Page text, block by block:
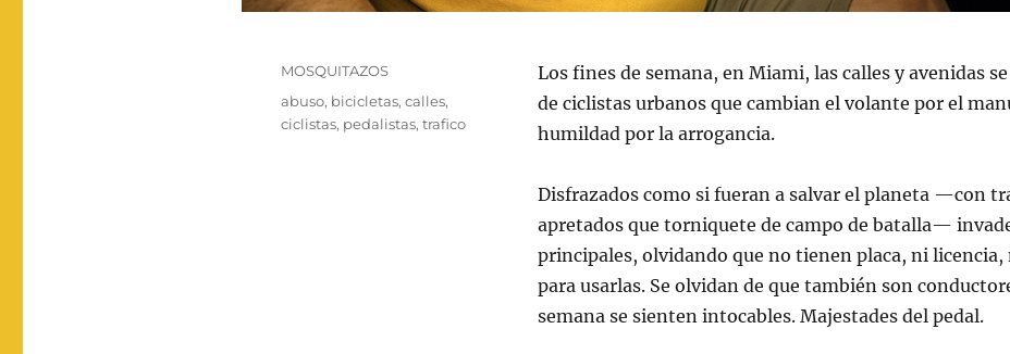
Los fines de semana, en Miami, las calles y avenidas
de ciclistas urbanos que cambian el volante por el
humildad por la arrogancia.
Disfrazados como si fueran a salvar el planeta —con
apretados que torniquete de campo de batalla—
principales, olvidando que no tienen placa, ni
para usarlas. Se olvidan de que también son
semana se sienten intocables. Majestades del pedal.
Categorías
MOSQUITAZOS
Etiquetas
abuso, bicicletas, calles,
ciclistas, pedalistas, trafico